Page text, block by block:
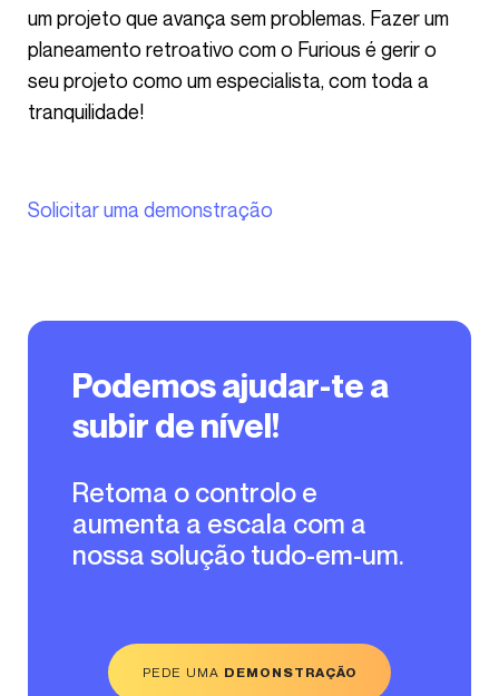
Podemos ajudar-te a
subir de nível!
Retoma o controlo e
aumenta a escala com a
nossa solução tudo-em-um.
PEDE UMA DEMONSTRAÇÃO
um projeto que avança sem problemas. Fazer um
planeamento retroativo com o Furious é gerir o
seu projeto como um especialista, com toda a
tranquilidade!
Solicitar uma demonstração